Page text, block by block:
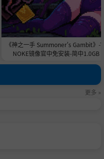
《神之一手 Summoner's Gambit》-
NOKE镜像官中免安装-简中1.0GB
更多 »